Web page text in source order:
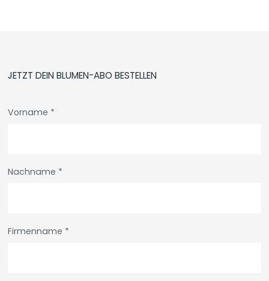
JETZT DEIN BLUMEN-ABO BESTELLEN
Vorname *
Nachname *
Firmenname *